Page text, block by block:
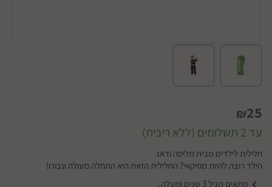
₪25
עד 2 תשלומים (ללא ריבית)
חלילית לילדים מבית מליסה ודאג
הילד רוצה להיות מוזיקאי? החלילית הזאת היא התחלה מעולה עבורו!
מתאים מגיל 3 שנים ומעלה.